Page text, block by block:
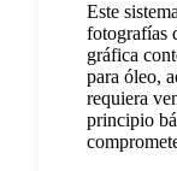
Este
fotografías
gráfica
para óleo,
requiera
principio